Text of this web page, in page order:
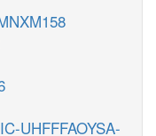
UHFFFAOYSA-